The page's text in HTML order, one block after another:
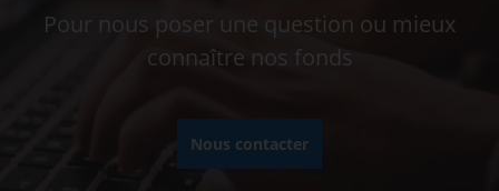
Pour nous poser une question ou mieux
connaître nos fonds
Nous contacter